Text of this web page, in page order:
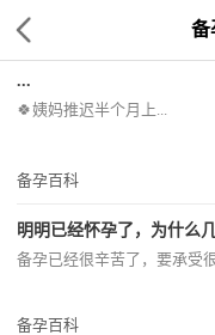
备
...
🍀姨妈推迟半个月上...
备孕百科
明明已经怀孕了，为什么
备孕已经很辛苦了，要承受
备孕百科